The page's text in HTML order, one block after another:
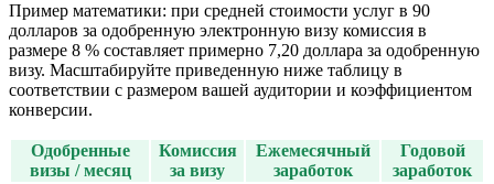
Пример математики: при средней стоимости услуг в 90
долларов за одобренную электронную визу комиссия в
размере 8 % составляет примерно 7,20 доллара за одобренную
визу. Масштабируйте приведенную ниже таблицу в
соответствии с размером вашей аудитории и коэффициентом
конверсии.
Одобренные
визы / месяц
Комиссия
за визу
Ежемесячный
заработок
Годовой
заработок